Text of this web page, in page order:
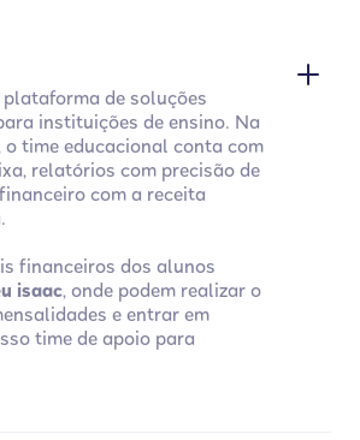
de soluções
instituições de ensino. Na
time educacional conta com
relatórios com precisão de
com a receita
financeiros dos alunos
isaac, onde podem realizar o
e entrar em
time de apoio para